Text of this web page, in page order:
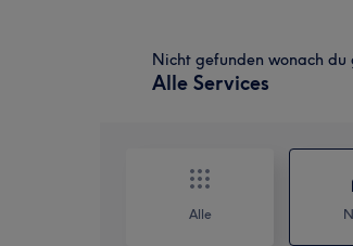
Nicht gefunden wonach du
Alle Services
Alle